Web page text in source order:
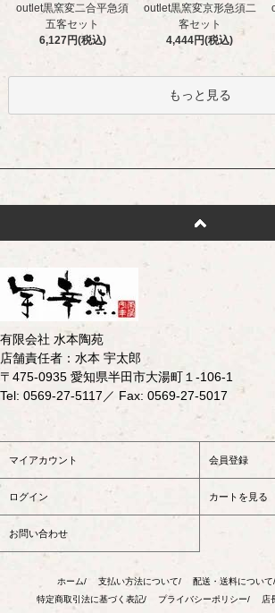
outlet黒窯変二合平急須
五客セット
6,127円(税込)
outlet黒窯変京形急須二
客セット
4,444円(税込)
もっと見る
有限会社 水本陶苑
店舗責任者：水本 宇太郎
〒475-0935 愛知県半田市大湯町１-106-1
Tel: 0569-27-5117／ Fax: 0569-27-5017
マイアカウント 会員登録
ログイン カートを見る
お問い合わせ
ホーム/ 支払い方法について/ 配送・送料について/
特定商取引法に基づく表記/
プライバシーポリシー/ 店